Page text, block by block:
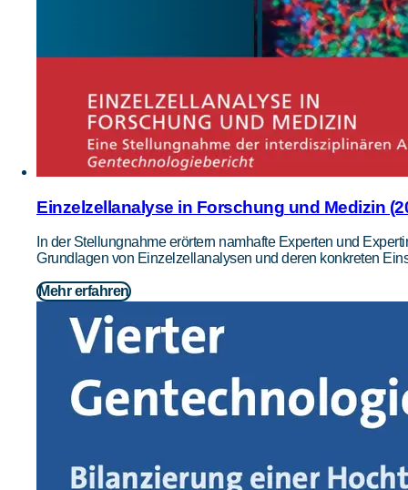
Einzelzellanalyse in Forschung und Medizin
In der Stellungnahme erörtern namhafte Experten und
Grundlagen von Einzelzellanalysen und deren konkreten
Mehr erfahren